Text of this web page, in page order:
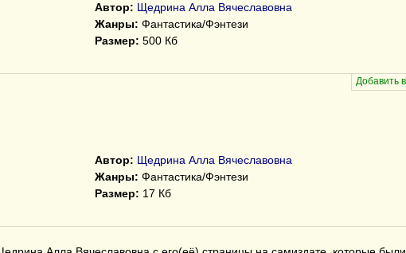
Автор: Щедрина Алла Вячеславовна
Жанры: Фантастика/Фэнтези
Размер: 500 Кб
Автор: Щедрина Алла Вячеславовна
Жанры: Фантастика/Фэнтези
Размер: 17 Кб